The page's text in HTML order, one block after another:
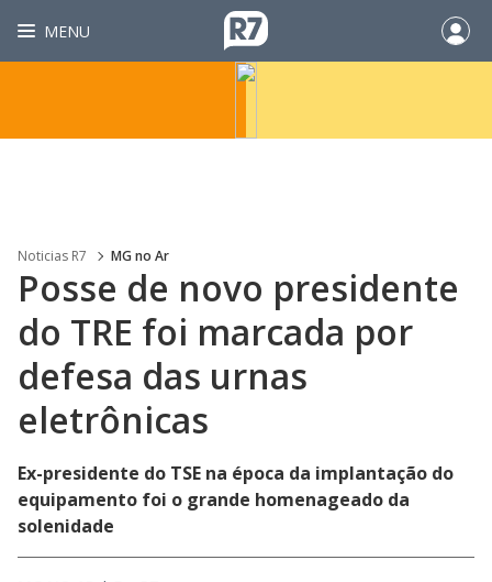
MENU
Noticias R7 MG no Ar
Posse de novo presidente
do TRE foi marcada por
defesa das urnas
eletrônicas
Ex-presidente do TSE na época da implantação do
equipamento foi o grande homenageado da
solenidade